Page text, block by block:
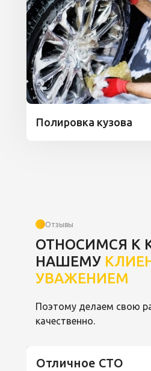
Полировка кузова
Отзывы
ОТНОСИМСЯ К
НАШЕМУ
УВАЖЕНИЕМ
Поэтому делаем свою
качественно.
Отличное СТО